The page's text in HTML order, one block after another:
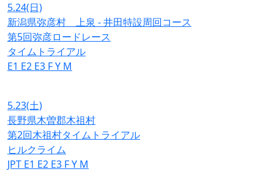
5.24(日)
新潟県弥彦村 上泉 - 井田特設周回コース
第5回弥彦ロードレース
タイムトライアル
E1 E2 E3 FY M
5.23(土)
長野県木曽郡木祖村
第2回木祖村タイムトライアル
ヒルクライム
JPT E1 E2 E3 FY M